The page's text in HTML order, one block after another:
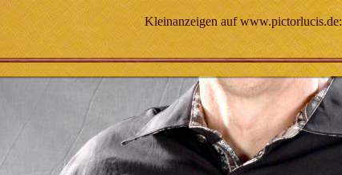
Kleinanzeigen auf www.pictorlucis.de: